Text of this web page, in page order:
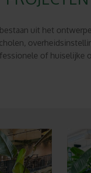
uit het
of huiselijke